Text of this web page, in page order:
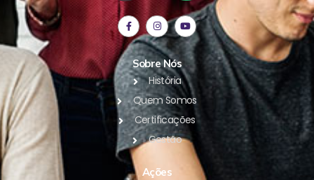
Sobre Nós
História
Quem Somos
Certificações
Gestão
Ações